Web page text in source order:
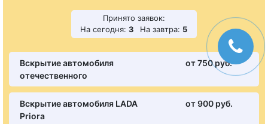
Принято заявок:
На сегодня: 3 На завтра: 5
Вскрытие автомобиля
отечественного
от 750 pуб.
Вскрытие автомобиля LADA
Priora
от 900 pуб.